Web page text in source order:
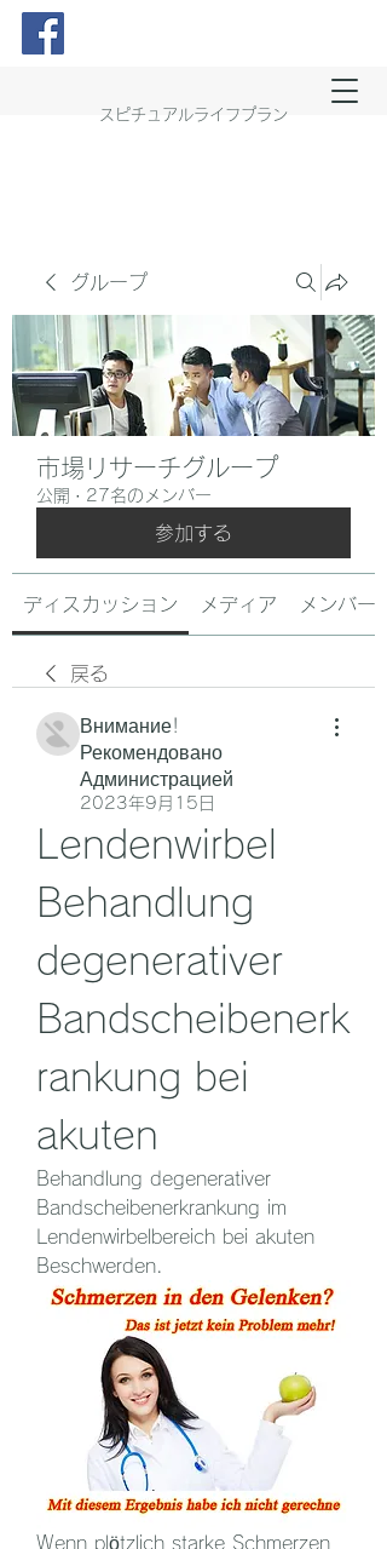
スピチュアルライフプラン
グループ
市場リサーチグループ
公開 · 27名のメンバー
参加する
ディスカッション メディア メンバー
戻る
Внимание!
Рекомендовано
Администрацией
2023年9月15日
Lendenwirbel
Behandlung
degenerativer
Bandscheibenerk
rankung bei
akuten
Behandlung degenerativer
Bandscheibenerkrankung im
Lendenwirbelbereich bei akuten
Beschwerden.
Wenn plötzlich starke Schmerzen